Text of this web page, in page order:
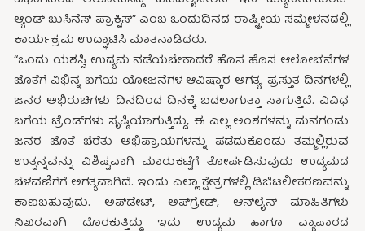
ಆ್ಯಂಡ್ ಬುಸಿನೆಸ್ ಪ್ರಾಕ್ಟಿಸ್” ಎಂಬ ಒಂದುದಿನದ ರಾಷ್ಟ್ರೀಯ ಸಮ್ಮೇಳನದಲ್ಲಿ
ಕಾರ್ಯಕ್ರಮ ಉದ್ಘಾಟಿಸಿ ಮಾತನಾಡಿದರು.
“ಒಂದು ಯಶಸ್ವಿ ಉದ್ಯಮ ನಡೆಯಬೇಕಾದರೆ ಹೊಸ ಹೊಸ ಆಲೋಚನೆಗಳ
ಜೊತೆಗೆ ವಿಭಿನ್ನ ಬಗೆಯ ಯೋಜನೆಗಳ ಆವಿಷ್ಕಾರ ಅಗತ್ಯ. ಪ್ರಸ್ತುತ ದಿನಗಳಲ್ಲಿ
ಜನರ ಅಭಿರುಚಿಗಳು ದಿನದಿಂದ ದಿನಕ್ಕೆ ಬದಲಾಗುತ್ತಾ ಸಾಗುತ್ತಿದೆ. ವಿವಿಧ
ಬಗೆಯ ಟ್ರೆಂಡ್‍ಗಳು ಸೃಷ್ಠಿಯಾಗುತ್ತಿದ್ದು, ಈ ಎಲ್ಲ ಅಂಶಗಳನ್ನು ಮನಗಂಡು
ಜನರ ಜೊತೆ ಬೆರೆತು ಅಭಿಪ್ರಾಯಗಳನ್ನು ಪಡೆದುಕೊಂಡು ತಮ್ಮಲ್ಲಿರುವ
ಉತ್ಪನ್ನವನ್ನು ವಿಶಿಷ್ಟವಾಗಿ ಮಾರುಕಟ್ಟೆಗೆ ತೋರ್ಪಡಿಸುವುದು ಉದ್ಯಮದ
ಬೆಳವಣಿಗೆಗೆ ಅಗತ್ಯವಾಗಿದೆ. ಇಂದು ಎಲ್ಲಾ ಕ್ಷೇತ್ರಗಳಲ್ಲಿ ಡಿಜಿಟಲೀಕರಣವನ್ನು
ಕಾಣಬಹುವುದು. ಅಪ್‍ಡೇಟ್, ಅಪ್‍ಗ್ರೇಡ್, ಆನ್‍ಲೈನ್ ಮಾಹಿತಿಗಳು
ನಿಖರವಾಗಿ ದೊರಕುತ್ತಿದ್ದು ಇದು ಉದ್ಯಮ ಹಾಗೂ ವ್ಯಾಪಾರದ